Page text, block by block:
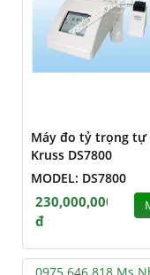
Máy đo tỷ trọng tự
Kruss DS7800
MODEL: DS7800
230,000,000
đ